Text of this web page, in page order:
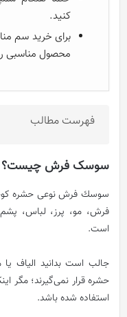
کنید.
برای خرید سم
محصول مناسبی
فهرست مطالب
سوسک فرش چیست؟
سوسك فرش نوعی حشره
فرش، مو، پرز، لباس،
است.
جالب است بدانید الیاف
حشره قرار نمی‌گیرند؛ مگر
استفاده شده باشد.